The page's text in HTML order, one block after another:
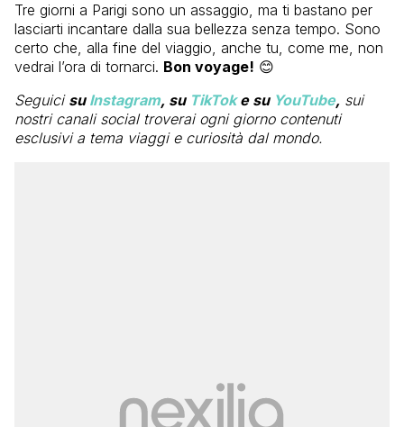
Tre giorni a Parigi sono un assaggio, ma ti bastano per
lasciarti incantare dalla sua bellezza senza tempo. Sono
certo che, alla fine del viaggio, anche tu, come me, non
vedrai l’ora di tornarci. Bon voyage! 😊
Seguici su Instagram, su TikToke su YouTube, sui
nostri canali social troverai ogni giorno contenuti
esclusivi a tema viaggi e curiosità dal mondo.